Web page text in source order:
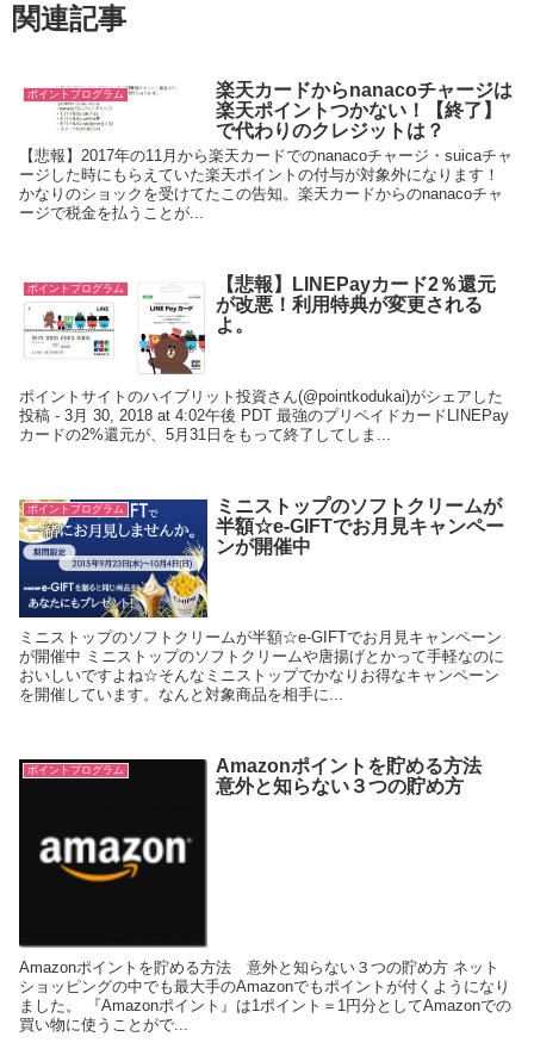
関連記事
ポイントプログラム
楽天カードからnanacoチャージは
楽天ポイントつかない！【終了】
で代わりのクレジットは？
【悲報】2017年の11月から楽天カードでのnanacoチャージ・suicaチャ
ージした時にもらえていた楽天ポイントの付与が対象外になります！
かなりのショックを受けてたこの告知。楽天カードからのnanacoチャ
ージで税金を払うことが...
ポイントプログラム
【悲報】LINEPayカード2％還元
が改悪！利用特典が変更される
よ。
ポイントサイトのハイブリット投資さん(@pointkodukai)がシェアした
投稿 - 3月 30, 2018 at 4:02午後 PDT 最強のプリペイドカードLINEPay
カードの2%還元が、5月31日をもって終了してしま...
ポイントプログラム
ミニストップのソフトクリームが
半額☆e-GIFTでお月見キャンペー
ンが開催中
ミニストップのソフトクリームが半額☆e-GIFTでお月見キャンペーン
が開催中 ミニストップのソフトクリームや唐揚げとかって手軽なのに
おいしいですよね☆そんなミニストップでかなりお得なキャンペーン
を開催しています。なんと対象商品を相手に...
ポイントプログラム
Amazonポイントを貯める方法
意外と知らない３つの貯め方
Amazonポイントを貯める方法 意外と知らない３つの貯め方 ネット
ショッピングの中でも最大手のAmazonでもポイントが付くようになり
ました。 『Amazonポイント』は1ポイント＝1円分としてAmazonでの
買い物に使うことがで...